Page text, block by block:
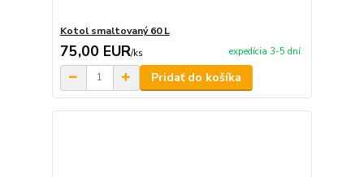
Kotol smaltovaný 60 L
75,00 EUR/ks expedícia 3-5 dní
Pridať do košíka